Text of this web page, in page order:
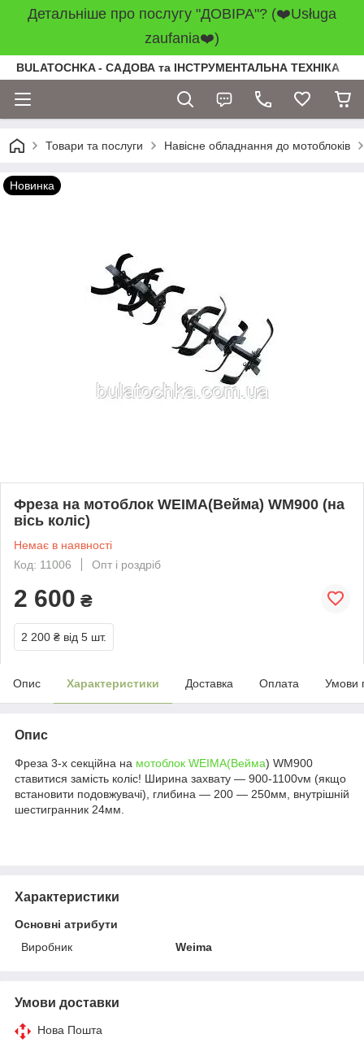
Детальніше про послугу "ДОВІРА"? (❤️Usługa
zaufania❤️)
BULATOCHKA - САДОВА та ІНСТРУМЕНТАЛЬНА ТЕХНІКА
Товари та послуги Навісне обладнання до мотоблоків
Новинка
Фреза на мотоблок WEIMA(Вейма) WM900 (на
вісь коліс)
Немає в наявності
Код: 11006
Опт і роздріб
2 600 ₴
2 200 ₴ від 5 шт.
Опис Характеристики Доставка Оплата Умови
Опис
Фреза 3-х секційна на мотоблок WEIMA(Вейма) WM900
ставитися замість коліс! Ширина захвату ― 900-1100vм (якщо
встановити подовжувачі), глибина ― 200 ― 250мм, внутрішній
шестигранник 24мм.
Характеристики
Основні атрибути
Виробник
Weima
Умови доставки
Нова Пошта